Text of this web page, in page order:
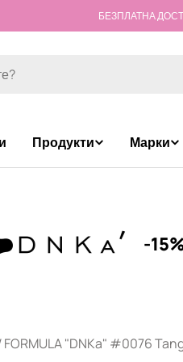
БЕЗПЛАТНА
Продукти Марки
-15% DNKa'
FORMULA "DNKa" #0076